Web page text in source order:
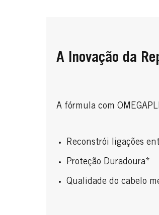
A Inovação da
A fórmula com
Reconstrói ligações
Proteção Duradoura*
Qualidade do cabelo